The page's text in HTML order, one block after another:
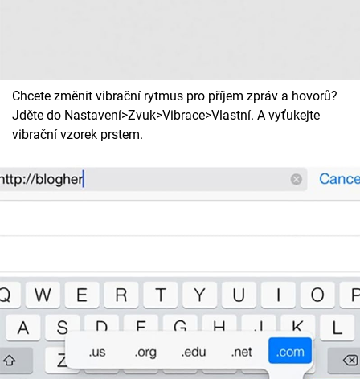
Chcete změnit vibrační rytmus pro příjem zpráv a hovorů?
Jděte do Nastavení>Zvuk>Vibrace>Vlastní. A vyťukejte
vibrační vzorek prstem.